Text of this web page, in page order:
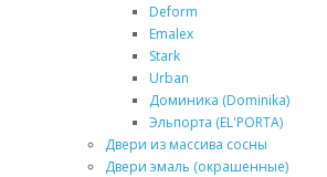
Deform
Emalex
Stark
Urban
Доминика (Dominika)
Эльпорта (EL'PORTA)
Двери из массива сосны
Двери эмаль (окрашенные)